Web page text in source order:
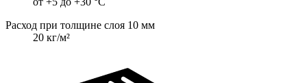
Расход при толщине слоя 10 мм
20 кг/м²